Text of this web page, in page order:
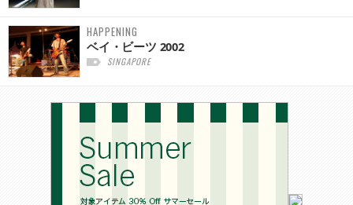
HAPPENING
ベイ・ビーツ 2002
SINGAPORE